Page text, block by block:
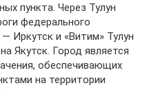
пункта. Через Тулун
федерального
Иркутск и «Витим» Тулун
Якутск. Город является
обеспечивающих
на территории